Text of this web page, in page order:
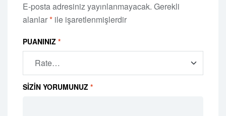
E-posta adresiniz yayınlanmayacak. Gerekli
alanlar* ile işaretlenmişlerdir
PUANINIZ *
SIZIN YORUMUNUZ *